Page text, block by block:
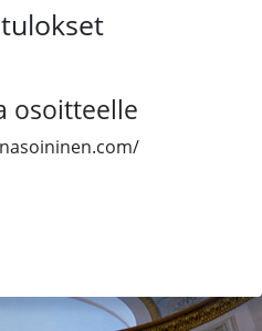
osoitteelle